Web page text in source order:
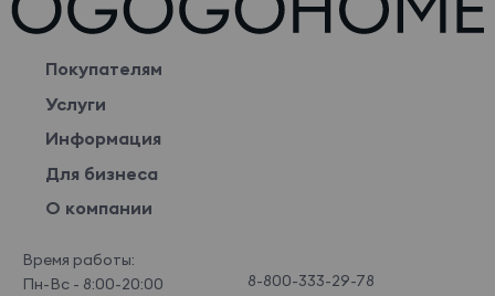
Покупателям
Услуги
Информация
Для бизнеса
О компании
Время работы:
Пн-Вс - 8:00-20:00
8-800-333-29-78